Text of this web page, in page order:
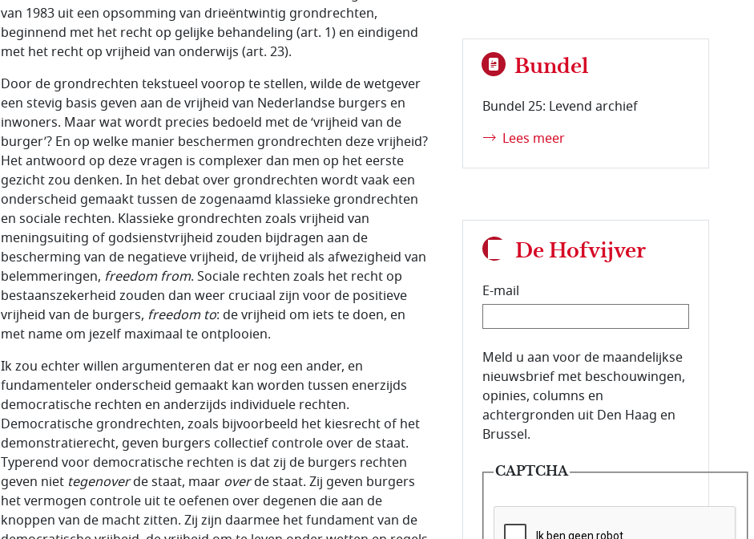
van 1983 uit een opsomming van drieëntwintig grondrechten,
beginnend met het recht op gelijke behandeling (art. 1) en eindigend
met het recht op vrijheid van onderwijs (art. 23).
Door de grondrechten tekstueel voorop te stellen, wilde de wetgever
een stevig basis geven aan de vrijheid van Nederlandse burgers en
inwoners. Maar wat wordt precies bedoeld met de ‘vrijheid van de
burger’? En op welke manier beschermen grondrechten deze vrijheid?
Het antwoord op deze vragen is complexer dan men op het eerste
gezicht zou denken. In het debat over grondrechten wordt vaak een
onderscheid gemaakt tussen de zogenaamd klassieke grondrechten
en sociale rechten. Klassieke grondrechten zoals vrijheid van
meningsuiting of godsienstvrijheid zouden bijdragen aan de
bescherming van de negatieve vrijheid, de vrijheid als afwezigheid van
belemmeringen, freedom from. Sociale rechten zoals het recht op
bestaanszekerheid zouden dan weer cruciaal zijn voor de positieve
vrijheid van de burgers, freedom to: de vrijheid om iets te doen, en
met name om jezelf maximaal te ontplooien.
Ik zou echter willen argumenteren dat er nog een ander, en
fundamenteler onderscheid gemaakt kan worden tussen enerzijds
democratische rechten en anderzijds individuele rechten.
Democratische grondrechten, zoals bijvoorbeeld het kiesrecht of het
demonstratierecht, geven burgers collectief controle over de staat.
Typerend voor democratische rechten is dat zij de burgers rechten
geven niet tegenoverde staat, maar overde staat. Zij geven burgers
het vermogen controle uit te oefenen over degenen die aan de
knoppen van de macht zitten. Zij zijn daarmee het fundament van de
Bundel
Bundel 25: Levend archief
Lees meer
De Hofvijver
E-mail
E-mailadres van de abonnee.
Meld u aan voor de maandelijkse
nieuwsbrief met beschouwingen,
opinies, columns en
achtergronden uit Den Haag en
Brussel.
CAPTCHA